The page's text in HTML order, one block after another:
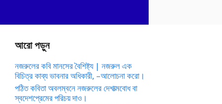
আরো পড়ুন
নজরুলের কবি মানসের বৈশিষ্ট্য | নজরুল এক
বিচিত্র কাব্য ভাবনার অধিকারী, –আলোচনা করো।
পঠিত কবিতা অবলম্বনে নজরুলের দেশাত্মবোধ বা
স্বদেশপ্রেমের পরিচয় দাও।